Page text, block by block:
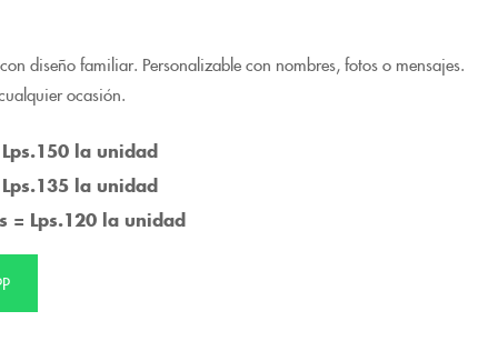
diseño familiar. Personalizable con nombres, fotos o mensajes.
ocasión.
la unidad
la unidad
= Lps.120 la unidad